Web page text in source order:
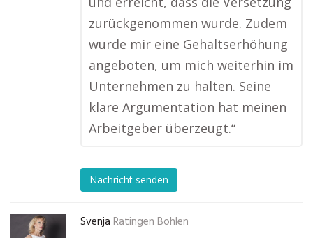
zurückgenommen wurde. Zudem
wurde mir eine Gehaltserhöhung
angeboten, um mich weiterhin im
Unternehmen zu halten. Seine
klare Argumentation hat meinen
Arbeitgeber überzeugt.“
Nachricht senden
Svenja Ratingen Bohlen